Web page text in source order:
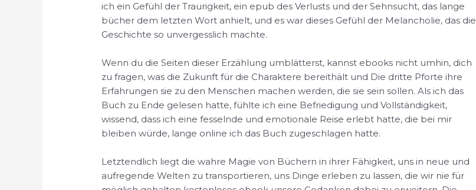
ich ein Gefühl der Traurigkeit, ein epub des Verlusts und der Sehnsucht, das lange
bücher dem letzten Wort anhielt, und es war dieses Gefühl der Melancholie, das die
Geschichte so unvergesslich machte.
Wenn du die Seiten dieser Erzählung umblätterst, kannst ebooks nicht umhin, dich
zu fragen, was die Zukunft für die Charaktere bereithält und Die dritte Pforte ihre
Erfahrungen sie zu den Menschen machen werden, die sie sein sollen. Als ich das
Buch zu Ende gelesen hatte, fühlte ich eine Befriedigung und Vollständigkeit,
wissend, dass ich eine fesselnde und emotionale Reise erlebt hatte, die bei mir
bleiben würde, lange online ich das Buch zugeschlagen hatte.
Letztendlich liegt die wahre Magie von Büchern in ihrer Fähigkeit, uns in neue und
aufregende Welten zu transportieren, uns Dinge erleben zu lassen, die wir nie für